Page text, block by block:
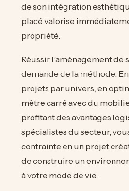
de son intégration
placé valorise
propriété.
Réussir l’aménagement de
demande de la méthode.
projets par univers, en
mètre carré avec du
profitant des avantages
spécialistes du secteur,
contrainte en un projet
de construire un
à votre mode de vie.